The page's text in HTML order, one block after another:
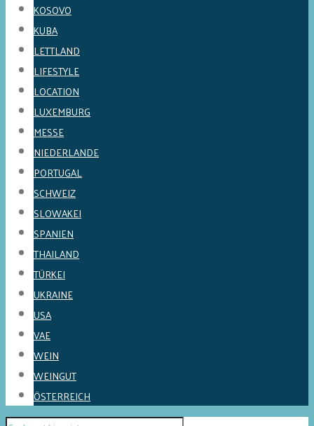
KOSOVO
KUBA
LETTLAND
LIFESTYLE
LOCATION
LUXEMBURG
MESSE
NIEDERLANDE
PORTUGAL
SCHWEIZ
SLOWAKEI
SPANIEN
THAILAND
TÜRKEI
UKRAINE
USA
VAE
WEIN
WEINGUT
ÖSTERREICH